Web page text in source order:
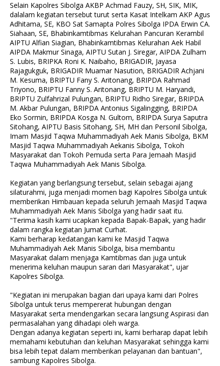
Selain Kapolres Sibolga AKBP Achmad Fauzy, SH, SIK, MIK,
dalalam kegiatan tersebut turut serta Kasat Intelkam AKP Agus
Adhitama, SE, KBO Sat Samapta Polres Sibolga IPDA Erwin CA.
Siahaan, SE, Bhabinkamtibmas Kelurahan Pancuran Kerambil
AIPTU Alfian Siagian, Bhabinkamtibmas Kelurahan Aek Habil
AIPDA Makmur Sinaga, AIPTU Sutan J. Siregar, AIPDA Zulham
S. Lubis, BRIPKA Roni K. Naibaho, BRIGADIR, Jayasa
Rajagukguk, BRIGADIR Muamar Nasution, BRIGADIR Achjani
M. Kesuma, BRIPTU Fany S. Aritonang, BRIPDA Rahmad
Triyono, BRIPTU Fanny S. Aritonang, BRIPTU M. Haryandi,
BRIPTU Zulfahrizal Pulungan, BRIPTU Ridho Siregar, BRIPDA
M. Akbar Pulungan, BRIPDA Antonius Sigalingging, BRIPDA
Eko Sormin, BRIPDA Kosga N. Gultom, BRIPDA Surya Saputra
Sitohang, AIPTU Basis Sitohang, SH, MH dan Personil Sibolga,
Imam Masjid Taqwa Muhammadiyah Aek Manis Sibolga, BKM
Masjid Taqwa Muhammadiyah Aekanis Sibolga, Tokoh
Masyarakat dan Tokoh Pemuda serta Para Jemaah Masjid
Taqwa Muhammadiyah Aek Manis Sibolga.
Kegiatan yang berlangsung tersebut, selain sebagai ajang
silaturahmi, juga menjadi momen bagi Kapolres Sibolga untuk
memberikan Himbauan kepada seluruh Jemaah Masjid Taqwa
Muhammadiyah Aek Manis Sibolga yang hadir saat itu.
"Terima kasih kami ucapkan kepada Bapak-Bapak, yang hadir
dalam rangka kegiatan Jumat Curhat.
Kami berharap kedatangan kami ke Masjid Taqwa
Muhammadiyah Aek Manis Sibolga, bisa membantu
Masyarakat dalam menjaga Kamtibmas dan juga untuk
menerima keluhan maupun saran dari Masyarakat", ujar
Kapolres Sibolga.
"Kegiatan ini merupakan bagian dari upaya kami dari Polres
Sibolga untuk terus mempererat hubungan dengan
Masyarakat serta mendengarkan secara langsung Aspirasi dan
permasalahan yang dihadapi oleh warga.
Dengan adanya kegiatan seperti ini, kami berharap dapat lebih
memahami kebutuhan dan keluhan Masyarakat sehingga kami
bisa lebih tepat dalam memberikan pelayanan dan bantuan",
sambung Kapolres Sibolga.